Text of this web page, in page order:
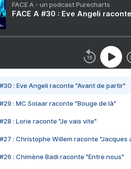
FACE A - un podcast Purecharts
FACE A #30 : Eve Angeli
#30 : Eve Angeli raconte "Avant de partir"
#29 : MC Solaar raconte "Bouge de là"
#28 : Lorie raconte "Je vais vite"
#27 : Christophe Willem raconte "Jacques
#26 : Chimène Badi raconte "Entre nous"